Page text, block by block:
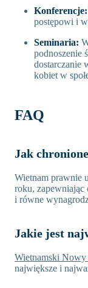
Konferencje:
postępowi i
Seminaria:
podnoszenie
dostarczanie
kobiet w
FAQ
Jak
Wietnam prawnie
roku, zapewniając
i równe
Jakie jest
Wietnamski
największe i